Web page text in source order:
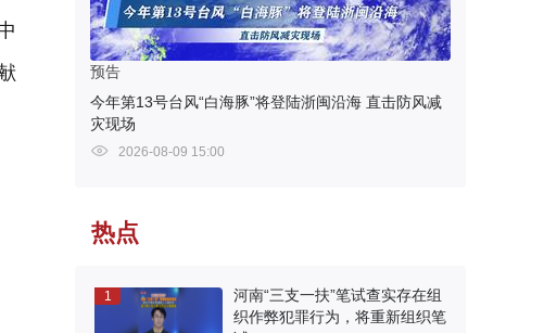
预告
今年第13号台风“白海豚”将登陆浙闽沿海 直击防风减
灾现场
2026-08-09 15:00
热点
1
河南“三支一扶”笔试查实存在组
织作弊犯罪行为，将重新组织笔